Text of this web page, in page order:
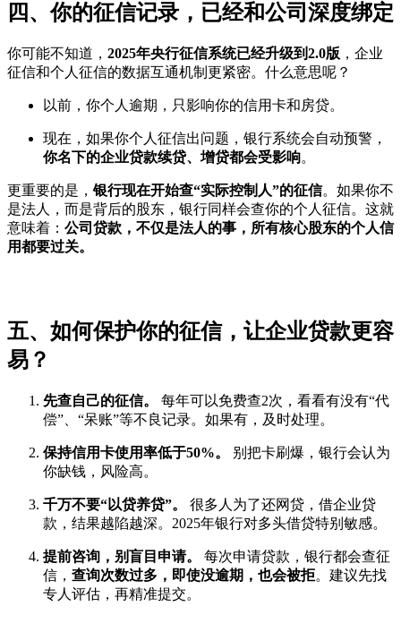
四、你的征信记录，已经和公司深度绑定
你可能不知道， 2025年央行征信系统已经升级到2.0版 ，企业
征信和个人征信的数据互通机制更紧密。什么意思呢？
以前，你个人逾期，只影响你的信用卡和房贷。
现在，如果你个人征信出问题，银行系统会自动预警，
你名下的企业贷款续贷、增贷都会受影响。
更重要的是，银行现在开始查“实际控制人”的征信。如果你不
是法人，而是背后的股东，银行同样会查你的个人征信。这就
意味着： 公司贷款，不仅是法人的事，所有核心股东的个人信
用都要过关。
五、如何保护你的征信，让企业贷款更容
易？
先查自己的征信。
每年可以免费查2次，看看有没有“代
偿”、“呆账”等不良记录。如果有，及时处理。
保持信用卡使用率低于50%。
别把卡刷爆，银行会认为
你缺钱，风险高。
千万不要“以贷养贷”。
很多人为了还网贷，借企业贷
款，结果越陷越深。2025年银行对多头借贷特别敏感。
提前咨询，别盲目申请。
每次申请贷款，银行都会查征
信， 查询次数过多，即使没逾期，也会被拒。建议先找
专人评估，再精准提交。